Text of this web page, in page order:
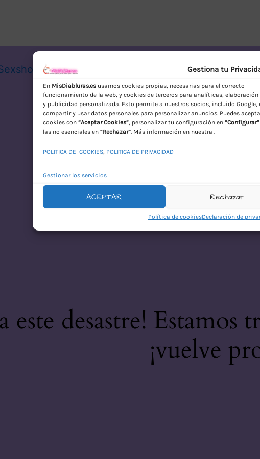
Gestiona tu
En MisDiabluras.es usamos cookies propias, necesarias para el correcto
funcionamiento de la web, y cookies de terceros para analíticas, elaboración
y publicidad personalizada. Esto permite a nuestros socios, incluido Google,
compartir y usar datos personales para personalizar anuncios. Puedes
cookies con “Aceptar Cookies”, personalizar tu configuración en “Configurar”
las no esenciales en “Rechazar”. Más información en nuestra .
POLITICA DE COOKIES, POLITICA DE PRIVACIDAD
Gestionar los servicios
ACEPTAR Rechazar
Política de cookiesDeclaración de
Online con Envío Discreto en España
este desastre!
¡vuelve